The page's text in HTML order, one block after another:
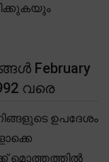
February
വരെ
ഉപദേശം
മൊത്തത്തിൽ